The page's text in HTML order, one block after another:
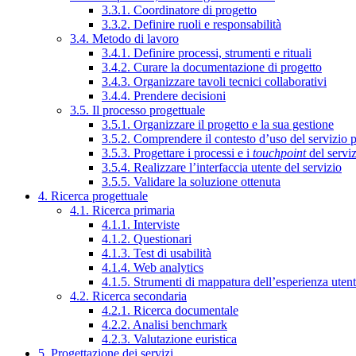
3.3.1. Coordinatore di progetto
3.3.2. Definire ruoli e responsabilità
3.4. Metodo di lavoro
3.4.1. Definire processi, strumenti e rituali
3.4.2. Curare la documentazione di progetto
3.4.3. Organizzare tavoli tecnici collaborativi
3.4.4. Prendere decisioni
3.5. Il processo progettuale
3.5.1. Organizzare il progetto e la sua gestione
3.5.2. Comprendere il contesto d’uso del servizio
3.5.3. Progettare i processi e i touchpointdel
3.5.4. Realizzare l’interfaccia utente del servizio
3.5.5. Validare la soluzione ottenuta
4. Ricerca progettuale
4.1. Ricerca primaria
4.1.1. Interviste
4.1.2. Questionari
4.1.3. Test di usabilità
4.1.4. Web analytics
4.1.5. Strumenti di mappatura dell’esperienza
4.2. Ricerca secondaria
4.2.1. Ricerca documentale
4.2.2. Analisi benchmark
4.2.3. Valutazione euristica
5. Progettazione dei servizi